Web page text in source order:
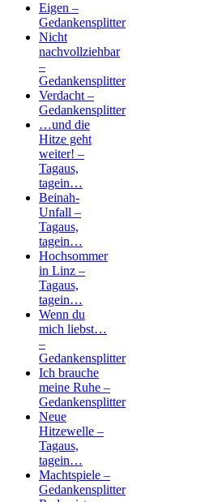
Eigen –
Gedankensplitter
Nicht
nachvollziehbar
–
Gedankensplitter
Verdacht –
Gedankensplitter
…und die
Hitze geht
weiter! –
Tagaus,
tagein…
Beinah-
Unfall –
Tagaus,
tagein…
Hochsommer
in Linz –
Tagaus,
tagein…
Wenn du
mich liebst…
–
Gedankensplitter
Ich brauche
meine Ruhe –
Gedankensplitter
Neue
Hitzewelle –
Tagaus,
tagein…
Machtspiele –
Gedankensplitter